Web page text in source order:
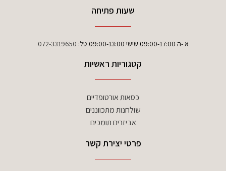
שעות פתיחה
א -ה 09:00-17:00 שישי 09:00-13:00 טל: 072-3319650
קטגוריות ראשיות
כסאות אורטופדיים
שולחנות מתכווננים
אביזרים תומכים
פרטי יצירת קשר